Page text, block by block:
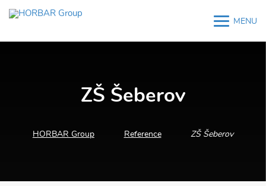
MENU
ZŠ Šeberov
HORBAR Group Reference ZŠ Šeberov